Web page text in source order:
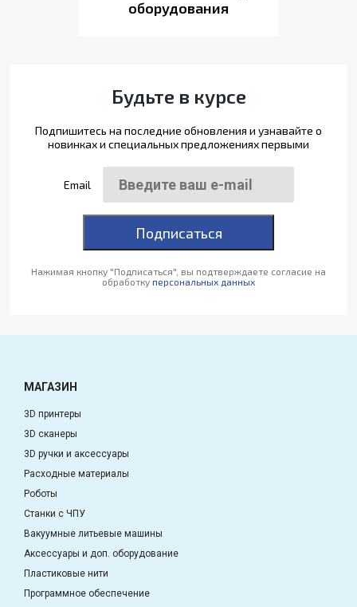
оборудования
Будьте в курсе
Подпишитесь на последние обновления и узнавайте о
новинках и специальных предложениях первыми
Email
Подписаться
Нажимая кнопку "Подписаться", вы подтверждаете согласие на
обработку персональных данных
МАГАЗИН
3D принтеры
3D сканеры
3D ручки и аксессуары
Расходные материалы
Роботы
Станки с ЧПУ
Вакуумные литьевые машины
Аксессуары и доп. оборудование
Пластиковые нити
Программное обеспечение